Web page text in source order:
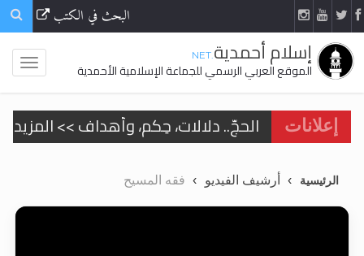
البحث في الكتب
إسلام أحمدية.NET
الموقع العربي الرسمي للجماعة الإسلامية الأحمدية
إعلانات
الحجّ.. دلالات، حِكم، وأهداف >> المزيد
اقرأ هذا المقال في أهمية عيد
الرئيسية أرشيف الفيديو فقه المسيح